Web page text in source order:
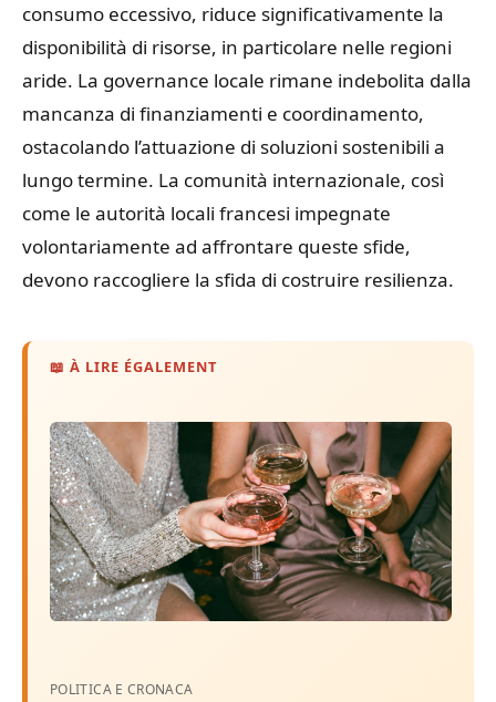
consumo eccessivo, riduce significativamente la
disponibilità di risorse, in particolare nelle regioni
aride. La governance locale rimane indebolita dalla
mancanza di finanziamenti e coordinamento,
ostacolando l’attuazione di soluzioni sostenibili a
lungo termine. La comunità internazionale, così
come le autorità locali francesi impegnate
volontariamente ad affrontare queste sfide,
devono raccogliere la sfida di costruire resilienza.
📖 À LIRE ÉGALEMENT
POLITICA E CRONACA